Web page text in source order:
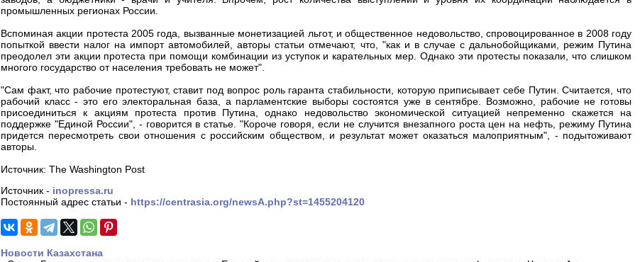
промышленных регионах России.
Вспоминая акции протеста 2005 года, вызванные монетизацией льгот, и общественное недовольство, спровоцированное в 2008 году
попыткой ввести налог на импорт автомобилей, авторы статьи отмечают, что, "как и в случае с дальнобойщиками, режим Путина
преодолел эти акции протеста при помощи комбинации из уступок и карательных мер. Однако эти протесты показали, что слишком
многого государство от населения требовать не может".
"Сам факт, что рабочие протестуют, ставит под вопрос роль гаранта стабильности, которую приписывает себе Путин. Считается, что
рабочий класс - это его электоральная база, а парламентские выборы состоятся уже в сентябре. Возможно, рабочие не готовы
присоединиться к акциям протеста против Путина, однако недовольство экономической ситуацией непременно скажется на
поддержке "Единой России", - говорится в статье. "Короче говоря, если не случится внезапного роста цен на нефть, режиму Путина
придется пересмотреть свои отношения с российским обществом, и результат может оказаться малоприятным", - подытоживают
авторы.
Источник: The Washington Post
Источник - inopressa.ru
Постоянный адрес статьи - https://centrasia.org/newsA.php?st=1455204120
Новости Казахстана